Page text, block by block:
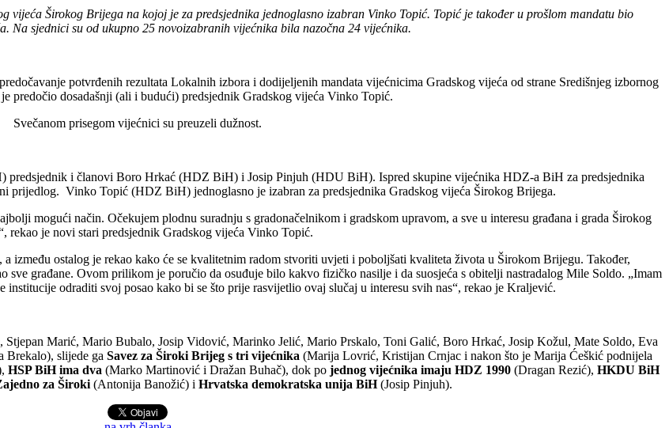
Širokog Brijega na kojoj je za predsjednika jednoglasno izabran Vinko Topić. Topić je također u prošlom mandatu bio
Na sjednici su od ukupno 25 novoizabranih vijećnika bila nazočna 24 vijećnika.
potvrđenih rezultata Lokalnih izbora i dodijeljenih mandata vijećnicima Gradskog vijeća od strane Središnjeg izbornog
predočio dosadašnji (ali i budući) predsjednik Gradskog vijeća Vinko Topić.
Svečanom prisegom vijećnici su preuzeli dužnost.
predsjednik i članovi Boro Hrkać (HDZ BiH) i Josip Pinjuh (HDU BiH). Ispred skupine vijećnika HDZ-a BiH za predsjednika
prijedlog. Vinko Topić (HDZ BiH) jednoglasno je izabran za predsjednika Gradskog vijeća Širokog Brijega.
mogući način. Očekujem plodnu suradnju s gradonačelnikom i gradskom upravom, a sve u interesu građana i grada Širokog
rekao je novi stari predsjednik Gradskog vijeća Vinko Topić.
između ostalog je rekao kako će se kvalitetnim radom stvoriti uvjeti i poboljšati kvaliteta života u Širokom Brijegu. Također,
sve građane. Ovom prilikom je poručio da osuđuje bilo kakvo fizičko nasilje i da suosjeća s obitelji nastradalog Mile Soldo. „Imam
institucije odraditi svoj posao kako bi se što prije rasvijetlio ovaj slučaj u interesu svih nas“, rekao je Kraljević.
Stjepan Marić, Mario Bubalo, Josip Vidović, Marinko Jelić, Mario Prskalo, Toni Galić, Boro Hrkać, Josip Kožul, Mate Soldo, Eva
Brekalo), slijede ga Savez za Široki Brijeg s tri vijećnika (Marija Lovrić, Kristijan Crnjac i nakon što je Marija Ćeškić podnijela
HSP BiH ima dva (Marko Martinović i Dražan Buhač), dok po jednog vijećnika imaju HDZ 1990(Dragan Rezić), HKDU BiH
za Široki (Antonija Banožić) i Hrvatska demokratska unija BiH(Josip Pinjuh).